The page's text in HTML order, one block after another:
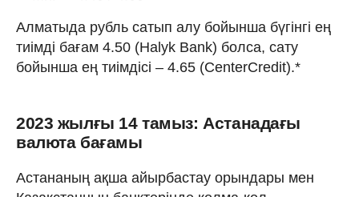
Алматыда рубль сатып алу бойынша бүгінгі ең
тиімді бағам 4.50 (Halyk Bank) болса, сату
бойынша ең тиімдісі – 4.65 (CenterCredit).*
2023 жылғы 14 тамыз: Астанадағы
валюта бағамы
Астананың ақша айырбастау орындары мен